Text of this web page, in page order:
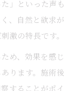
リーの利用シ
と食習慣の整え方
日常の食習慣改
リズムを整える
間食を減らす習
」といった声
、自然と欲求
激の特長です。
め、効果を感
ります。施術
することがポイ